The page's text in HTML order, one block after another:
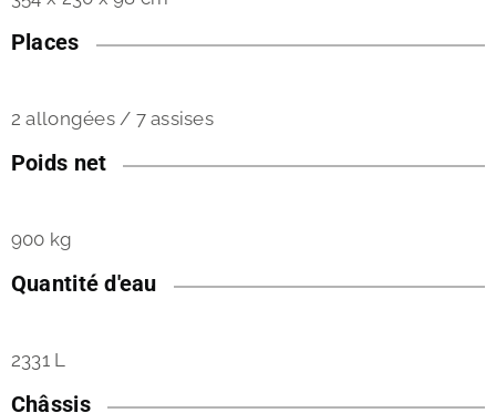
Places
2 allongées / 7 assises
Poids net
900 kg
Quantité d'eau
2331 L
Châssis